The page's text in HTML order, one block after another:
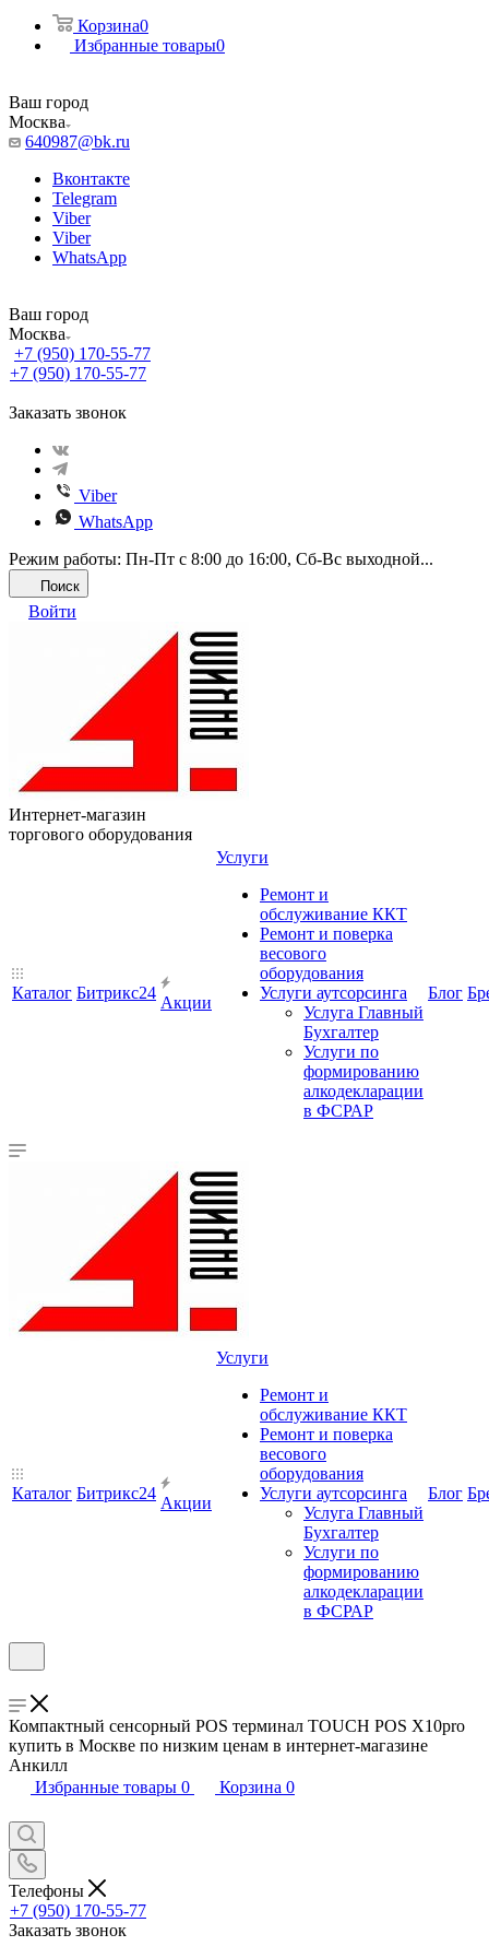
Корзина0
Избранные товары0
Ваш город
Москва
640987@bk.ru
Вконтакте
Telegram
Viber
Viber
WhatsApp
Ваш город
Москва
+7 (950) 170-55-77
+7 (950) 170-55-77
Заказать звонок
Viber
WhatsApp
Режим работы: Пн-Пт с 8:00 до 16:00, Cб-Вс выходной...
Поиск
Войти
Интернет-магазин
торгового оборудования
Каталог Битрикс24
Акции
Услуги
Ремонт и
обслуживание ККТ
Ремонт и поверка
весового
оборудования
Услуги аутсорсинга
Услуга Главный
Бухгалтер
Услуги по
формированию
алкодекларации
в ФСРАР
Блог
Каталог Битрикс24
Акции
Услуги
Ремонт и
обслуживание ККТ
Ремонт и поверка
весового
оборудования
Услуги аутсорсинга
Услуга Главный
Бухгалтер
Услуги по
формированию
алкодекларации
в ФСРАР
Блог
Компактный сенсорный POS терминал TOUCH POS X10pro
купить в Москве по низким ценам в интернет-магазине
Анкилл
Избранные товары 0 Корзина 0
Телефоны
+7 (950) 170-55-77
Заказать звонок